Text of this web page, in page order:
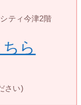
ティ今津2階
ら
さい)